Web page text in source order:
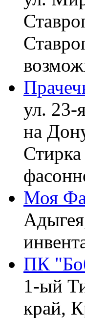
ул. 23-
на
Моя
ПК
1-ый
край,